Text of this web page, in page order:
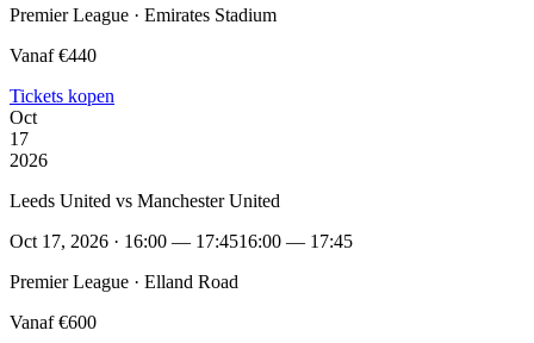
Premier League · Emirates Stadium
Vanaf €440
Tickets kopen
Oct
17
2026
Leeds United vs Manchester United
Oct 17, 2026 · 16:00 — 17:4516:00 — 17:45
Premier League · Elland Road
Vanaf €600